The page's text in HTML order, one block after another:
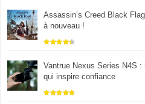
Assassin’s Creed Black
à nouveau !
Vantrue Nexus Series N4S :
qui inspire confiance